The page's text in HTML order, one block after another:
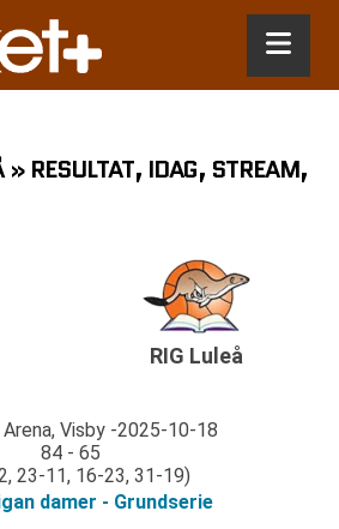
» RESULTAT, IDAG, STREAM,
Arena, Visby 2025-10-18
84 - 65
23-11, 16-23, 31-19)
damer - Grundserie
RIG Luleå